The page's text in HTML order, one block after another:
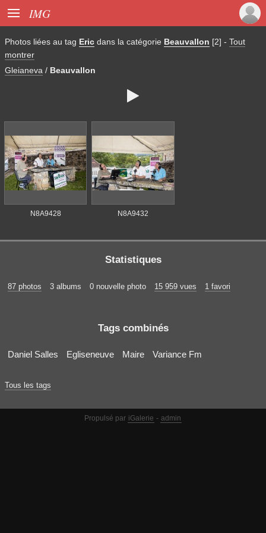
 IMG
Photos liées au tag Eric dans la catégorie Beauvallon [2] - Tout
montrer
Gleianeva / Beauvallon

N8A9428 N8A9432
Statistiques
87 photos 3 albums 0 nouvelle photo 15 959 vues 1 favori
Tags combinés
Daniel Salles Egliseneuve Maire Variance Fm
Tous les tags
Propulsé par iGalerie - admin